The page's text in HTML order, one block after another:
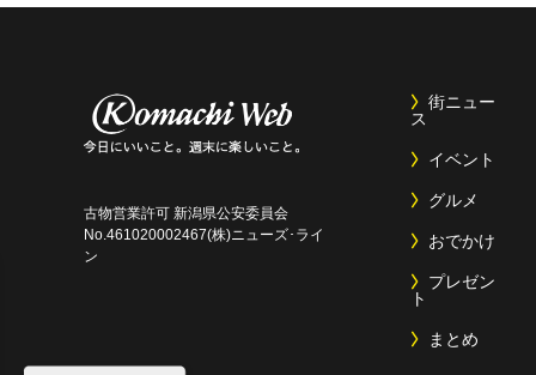
古物営業許可 新潟県公安委員会
No.461020002467(株)ニューズ･ライ
ン
街ニュー
ス
イベント
グルメ
おでかけ
プレゼン
ト
まとめ